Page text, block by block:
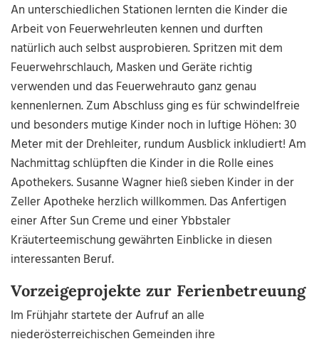
An unterschiedlichen Stationen lernten die Kinder die
Arbeit von Feuerwehrleuten kennen und durften
natürlich auch selbst ausprobieren. Spritzen mit dem
Feuerwehrschlauch, Masken und Geräte richtig
verwenden und das Feuerwehrauto ganz genau
kennenlernen. Zum Abschluss ging es für schwindelfreie
und besonders mutige Kinder noch in luftige Höhen: 30
Meter mit der Drehleiter, rundum Ausblick inkludiert! Am
Nachmittag schlüpften die Kinder in die Rolle eines
Apothekers. Susanne Wagner hieß sieben Kinder in der
Zeller Apotheke herzlich willkommen. Das Anfertigen
einer After Sun Creme und einer Ybbstaler
Kräuterteemischung gewährten Einblicke in diesen
interessanten Beruf.
Vorzeigeprojekte zur Ferienbetreuung
Im Frühjahr startete der Aufruf an alle
niederösterreichischen Gemeinden ihre